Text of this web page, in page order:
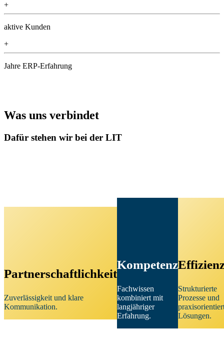
+
aktive Kunden
+
Jahre ERP-Erfahrung
Was uns verbindet
Dafür stehen wir bei der LIT
Partnerschaftlichkeit
Zuverlässigkeit und klare
Kommunikation.
Kompetenz
Fachwissen
kombiniert mit
langjähriger
Erfahrung.
Strukturierte
Prozesse und
Lösungen.